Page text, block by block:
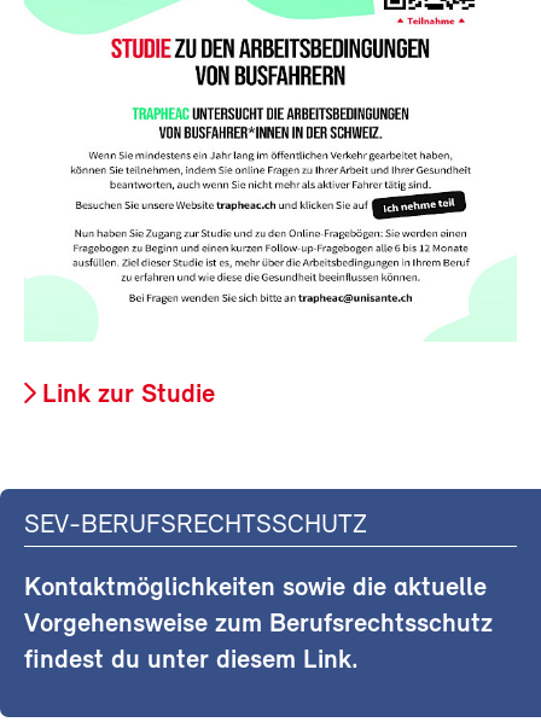
Link zur Studie
SEV-BERUFSRECHTSSCHUTZ
Kontaktmöglichkeiten sowie die aktuelle
Vorgehensweise zum Berufsrechtsschutz
findest du unter diesem Link.